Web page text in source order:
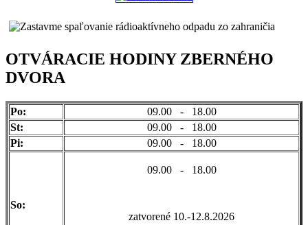
OTVÁRACIE HODINY ZBERNÉHO
DVORA
Po:
09.00 - 18.00
St:
09.00 - 18.00
Pi:
09.00 - 18.00
So:
09.00 - 18.00
zatvorené 10.-12.8.2026